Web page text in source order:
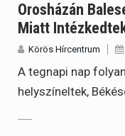
Orosházán
Miatt
Körös Hírcentrum
A tegnapi nap
helyszíneltek,